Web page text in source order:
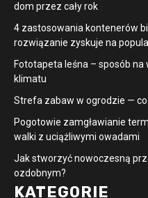
dom przez cały rok
4 zastosowania kontenerów
rozwiązanie zyskuje na
​Fototapeta leśna – sposób na
klimatu
Strefa zabaw w ogrodzie —
Pogotowie zamgławianie
walki z uciążliwymi owadami
Jak stworzyć nowoczesną
ozdobnym?
KATEGORIE